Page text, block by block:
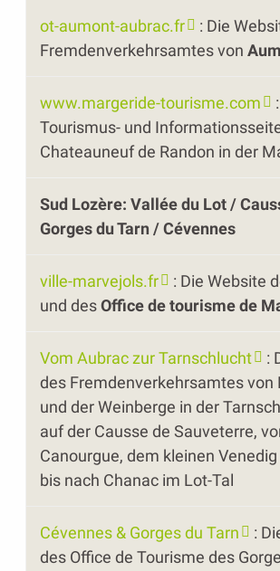
ot-aumont-aubrac.fr
: Die
Fremdenverkehrsamtes von
www.margeride-tourisme.com
Tourismus- und
Chateauneuf de Randon in der
Sud Lozère: Vallée du Lot /
Gorges du Tarn / Cévennes
ville-marvejols.fr
: Die Website
und desOffice de tourisme de
Vom Aubrac zur Tarnschlucht
:
des Fremdenverkehrsamtes von
und der Weinberge in der
auf der Causse de Sauveterre,
Canourgue, dem kleinen
bis nach Chanac im Lot-Tal
Cévennes & Gorges du Tarn
:
des Office de Tourisme des